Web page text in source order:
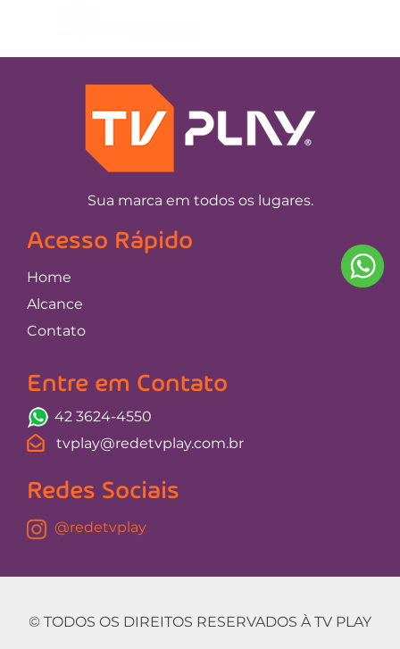
Sua marca em todos os lugares.
Acesso Rápido
Home
Alcance
Contato
Entre em Contato
42 3624-4550
tvplay@redetvplay.com.br
Redes Sociais
@redetvplay
© TODOS OS DIREITOS RESERVADOS À TV PLAY